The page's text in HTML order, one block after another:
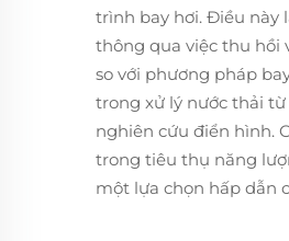
trình bay hơi. Điều này
thông qua việc thu hồi
so với phương pháp
trong xử lý nước thải
nghiên cứu điển hình.
trong tiêu thụ năng
một lựa chọn hấp dẫn